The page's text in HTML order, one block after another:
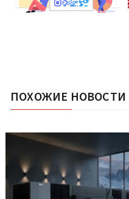
ПОХОЖИЕ НОВОСТИ